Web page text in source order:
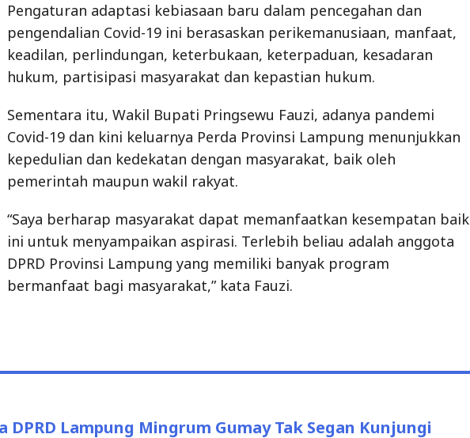
Pengaturan adaptasi kebiasaan baru dalam pencegahan dan
pengendalian Covid-19 ini berasaskan perikemanusiaan, manfaat,
keadilan, perlindungan, keterbukaan, keterpaduan, kesadaran
hukum, partisipasi masyarakat dan kepastian hukum.
Sementara itu, Wakil Bupati Pringsewu Fauzi, adanya pandemi
Covid-19 dan kini keluarnya Perda Provinsi Lampung menunjukkan
kepedulian dan kedekatan dengan masyarakat, baik oleh
pemerintah maupun wakil rakyat.
“Saya berharap masyarakat dapat memanfaatkan kesempatan baik
ini untuk menyampaikan aspirasi. Terlebih beliau adalah anggota
DPRD Provinsi Lampung yang memiliki banyak program
bermanfaat bagi masyarakat,” kata Fauzi.
DPRD Lampung Mingrum Gumay Tak Segan Kunjungi